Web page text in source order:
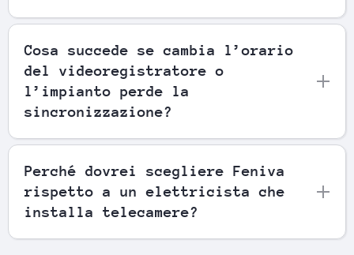
Cosa succede se cambia l’orario
del videoregistratore o
l’impianto perde la
sincronizzazione?
Perché dovrei scegliere Feniva
rispetto a un elettricista che
installa telecamere?